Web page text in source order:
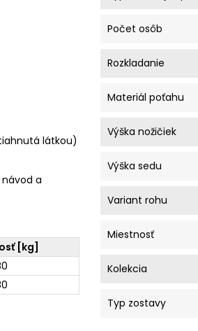
látkou)
a
[kg]
Počet osôb
Rozkladanie
Materiál poťahu
Výška nožičiek
Výška sedu
Variant rohu
Miestnosť
Kolekcia
Typ zostavy